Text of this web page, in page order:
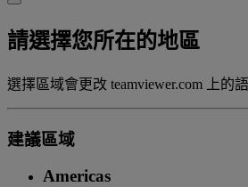
請選擇您所在的地區
選擇區域會更改 teamviewer.com 上的
建議區域
Americas